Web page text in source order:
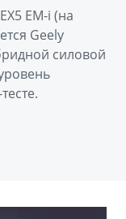
EM-i (на
Geely
силовой